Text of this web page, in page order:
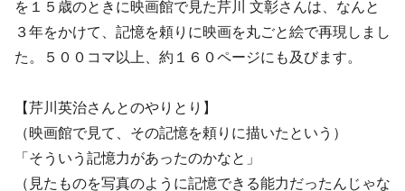
を１５歳のときに映画館で見た芹川 文彰さんは、なんと
３年をかけて、記憶を頼りに映画を丸ごと絵で再現しまし
た。５００コマ以上、約１６０ページにも及びます。
【芹川英治さんとのやりとり】
（映画館で見て、その記憶を頼りに描いたという）
「そういう記憶力があったのかなと」
（見たものを写真のように記憶できる能力だったんじゃな